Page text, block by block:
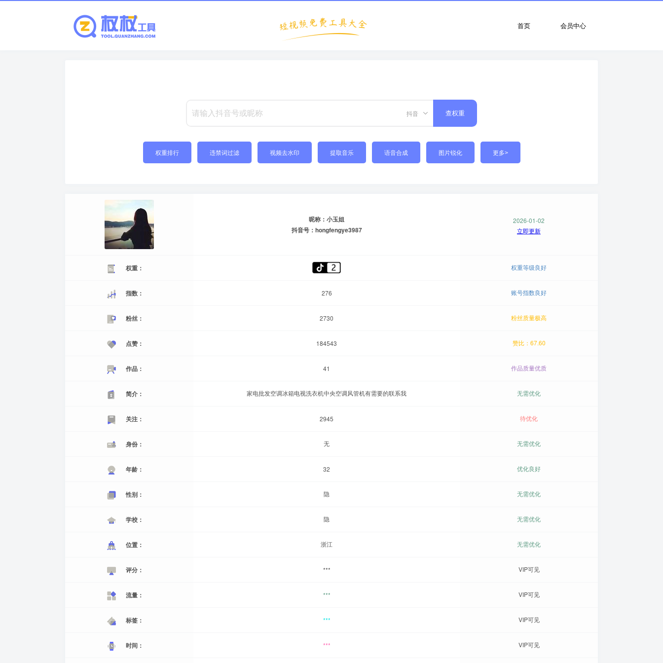
会员中心
首页
抖音 查权重
权重排行 违禁词过滤 视频去水印 提取音乐 语音合成 图片锐化 更多>
昵称：小玉姐
抖音号：hongfengye3987
2026-01-02
立即更新
权重： 权重等级良好
指数： 276 账号指数良好
粉丝： 2730 粉丝质量极高
点赞： 184543 赞比：67.60
作品： 41 作品质量优质
简介： 家电批发空调冰箱电视洗衣机中央空调风管机有需要的联系我 无需优化
关注： 2945 待优化
身份： 无 无需优化
年龄： 32 优化良好
性别： 隐 无需优化
学校： 隐 无需优化
位置： 浙江 无需优化
评分： *** VIP可见
流量： *** VIP可见
标签： *** VIP可见
时间： *** VIP可见